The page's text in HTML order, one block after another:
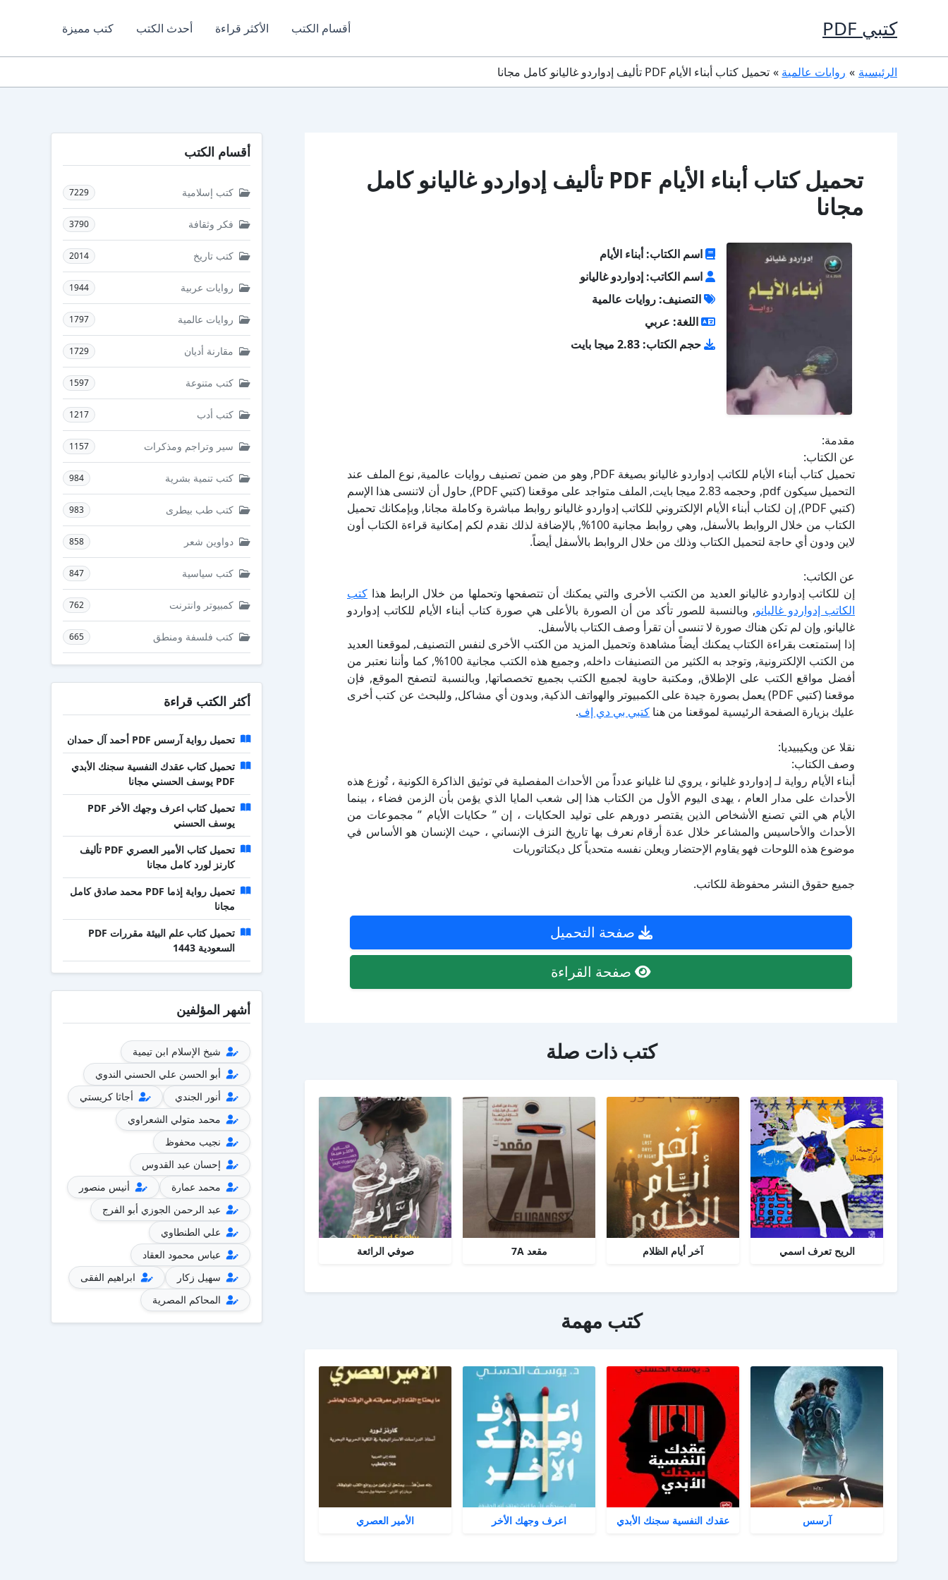
كتبي PDF أقسام الكتب الأكثر قراءة أحدث الكتب كتب مميزة
الرئيسية روايات عالمية تحميل كتاب أبناء الأيام PDF تأليف إدواردو غاليانو كامل مجانا
تحميل كتاب أبناء الأيام PDF تأليف إدواردو غاليانو كامل
مجانا
اسم الكتاب: أبناء الأيام
اسم الكاتب: إدواردو غاليانو
التصنيف: روايات عالمية
اللغة: عربي
حجم الكتاب: 2.83 ميجا بايت
مقدمة:
عن الكتاب:
تحميل كتاب أبناء الأيام للكاتب إدواردو غاليانو بصيغة PDF, وهو من ضمن تصنيف روايات عالمية, نوع الملف عند
التحميل سيكون pdf, وحجمه 2.83 ميجا بايت, الملف متواجد على موقعنا (كتبي PDF), حاول أن لاتنسى هذا الإسم
(كتبي PDF), إن لكتاب أبناء الأيام الإلكتروني للكاتب إدواردو غاليانو روابط مباشرة وكاملة مجانا, وبإمكانك تحميل
الكتاب من خلال الروابط بالأسفل, وهي روابط مجانية 100%, بالإضافة لذلك نقدم لكم إمكانية قراءة الكتاب أون
لاين ودون أي حاجة لتحميل الكتاب وذلك من خلال الروابط بالأسفل أيضاً.
عن الكاتب:
إن للكاتب إدواردو غاليانو العديد من الكتب الأخرى والتي يمكنك أن تتصفحها وتحملها من خلال الرابط هذا كتب
الكاتب إدواردو غاليانو, وبالنسبة للصور تأكد من أن الصورة بالأعلى هي صورة كتاب أبناء الأيام للكاتب إدواردو
غاليانو, وإن لم تكن هناك صورة لا تنسى أن تقرأ وصف الكتاب بالأسفل.
إذا إستمتعت بقراءة الكتاب يمكنك أيضاً مشاهدة وتحميل المزيد من الكتب الأخرى لنفس التصنيف, لموقعنا العديد
من الكتب الإلكترونية, وتوجد به الكثير من التصنيفات داخله, وجميع هذه الكتب مجانية 100%, كما وأننا نعتبر من
أفضل مواقع الكتب على الإطلاق, ومكتبة حاوية لجميع الكتب بجميع تخصصاتها, وبالنسبة لتصفح الموقع, فإن
موقعنا (كتبي PDF) يعمل بصورة جيدة على الكمبيوتر والهواتف الذكية, وبدون أي مشاكل, وللبحث عن كتب أخرى
عليك بزيارة الصفحة الرئيسية لموقعنا من هنا كتبي بي دي إف.
نقلا عن ويكيبيديا:
وصف الكتاب:
أبناء الأيام رواية لـ إدواردو غليانو ، يروي لنا غليانو عدداً من الأحداث المفصلية في توثيق الذاكرة الكونية ، تُوزع هذه
الأحداث على مدار العام ، يهدى اليوم الأول من الكتاب هذا إلى شعب المايا الذي يؤمن بأن الزمن فضاء ، بينما
الأيام هي التي تصنع الأشخاص الذين يقتصر دورهم على توليد الحكايات ، إن ” حكايات الأيام ” مجموعات من
الأحداث والأحاسيس والمشاعر خلال عدة أرقام نعرف بها تاريخ النزف الإنساني ، حيث الإنسان هو الأساس في
موضوع هذه اللوحات فهو يقاوم الإحتضار ويعلن نفسه متحدياً كل ديكتاتوريات
جميع حقوق النشر محفوظة للكاتب.
صفحة التحميل
صفحة القراءة
كتب ذات صلة
الريح تعرف اسمي آخر أيام الظلام مقعد 7A صوفي الرائعة
كتب مهمة
آرسس عقدك النفسية سجنك الأبدي اعرف وجهك الأخر الأمير العصري
أقسام الكتب
كتب إسلامية 7229
فكر وثقافة 3790
كتب تاريخ 2014
روايات عربية 1944
روايات عالمية 1797
مقارنة أديان 1729
كتب متنوعة 1597
كتب أدب 1217
سير وتراجم ومذكرات 1157
كتب تنمية بشرية 984
كتب طب بيطرى 983
دواوين شعر 858
كتب سياسية 847
كمبيوتر وانترنت 762
كتب فلسفة ومنطق 665
أكثر الكتب قراءة
تحميل رواية آرسس PDF أحمد آل حمدان
تحميل كتاب عقدك النفسية سجنك الأبدي
PDF يوسف الحسني مجانا
تحميل كتاب اعرف وجهك الأخر PDF
يوسف الحسني
تحميل كتاب الأمير العصري PDF تأليف
كارنز لورد كامل مجانا
تحميل رواية إذما PDF محمد صادق كامل
مجانا
تحميل كتاب علم البيئة مقررات PDF
السعودية 1443
أشهر المؤلفين
شيخ الإسلام ابن تيمية
أبو الحسن علي الحسني الندوي
أنور الجندي
أجاثا كريستي
محمد متولي الشعراوي
نجيب محفوظ
إحسان عبد القدوس
محمد عمارة
أنيس منصور
عبد الرحمن الجوزي أبو الفرج
علي الطنطاوي
عباس محمود العقاد
سهيل زكار
ابراهيم الفقى
المحاكم المصرية